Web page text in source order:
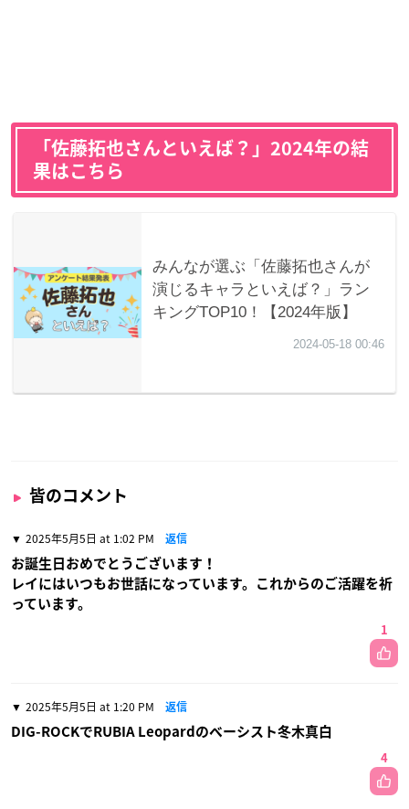
「佐藤拓也さんといえば？」2024年の結
果はこちら
皆のコメント
2025年5月5日 at 1:02 PM 返信
お誕生日おめでとうございます！
レイにはいつもお世話になっています。これからのご活躍を祈
っています。
1
2025年5月5日 at 1:20 PM 返信
DIG-ROCKでRUBIA Leopardのベーシスト冬木真白
4